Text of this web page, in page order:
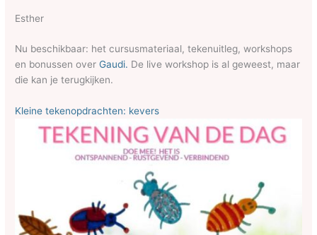
Esther
Nu beschikbaar: het cursusmateriaal, tekenuitleg, workshops
en bonussen overGaudi. De live workshop is al geweest, maar
die kan je terugkijken.
Kleine tekenopdrachten: kevers